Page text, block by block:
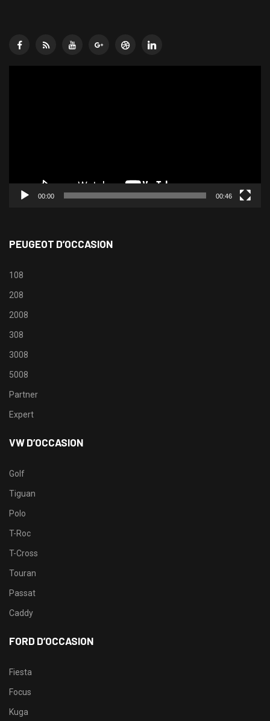
00:00 00:46
PEUGEOT D’OCCASION
108
208
2008
308
3008
5008
Partner
Expert
VW D’OCCASION
Golf
Tiguan
Polo
T-Roc
T-Cross
Touran
Passat
Caddy
FORD D’OCCASION
Fiesta
Focus
Kuga